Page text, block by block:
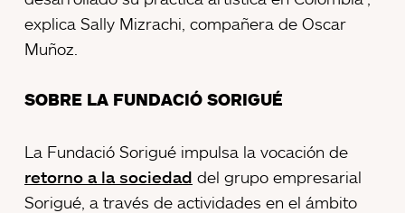
explica Sally Mizrachi, compañera de Oscar
Muñoz.
SOBRE LA FUNDACIÓ SORIGUÉ
La Fundació Sorigué impulsa la vocación de
retorno a la sociedad del grupo empresarial
Sorigué, a través de actividades en el ámbito